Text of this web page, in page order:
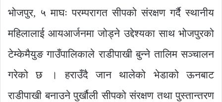
भोजपुर, ५ माघः परम्परागत सीपको संरक्षण गर्दै स्थानीय
महिलालाई आयआर्जनमा जोड्ने उद्देश्यका साथ भोजपुरको
टेम्केमैयुङ गाउँपालिकाले राडीपाखी बुन्ने तालिम सञ्चालन
गरेको छ । हराउँदै जान थालेको भेडाको ऊनबाट
राडीपाखी बनाउने पुर्खौली सीपको संरक्षण तथा पुस्तान्तरण